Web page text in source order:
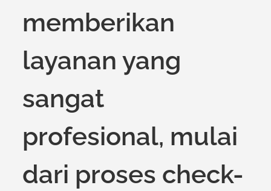
memberikan
layanan yang
sangat
profesional, mulai
dari proses check-